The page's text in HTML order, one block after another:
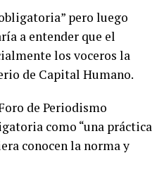
pero luego
a entender que el
los voceros la
de Capital Humano.
de Periodismo
como “una práctica
conocen la norma y